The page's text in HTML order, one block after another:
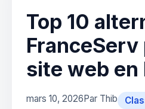
Top 10
FranceServ
site web en
mars 10, 2026Par Thib